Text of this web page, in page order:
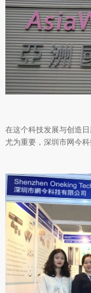
在这个科技发展与创造
尤为重要，深圳市网今